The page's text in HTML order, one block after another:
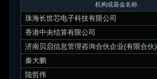
机构或基金名称
珠海长世芯电子科技有限公司
香港中央结算有限公司
济南贝启信息管理咨询合伙企业(有限合伙)
秦大鹏
陆哲伟